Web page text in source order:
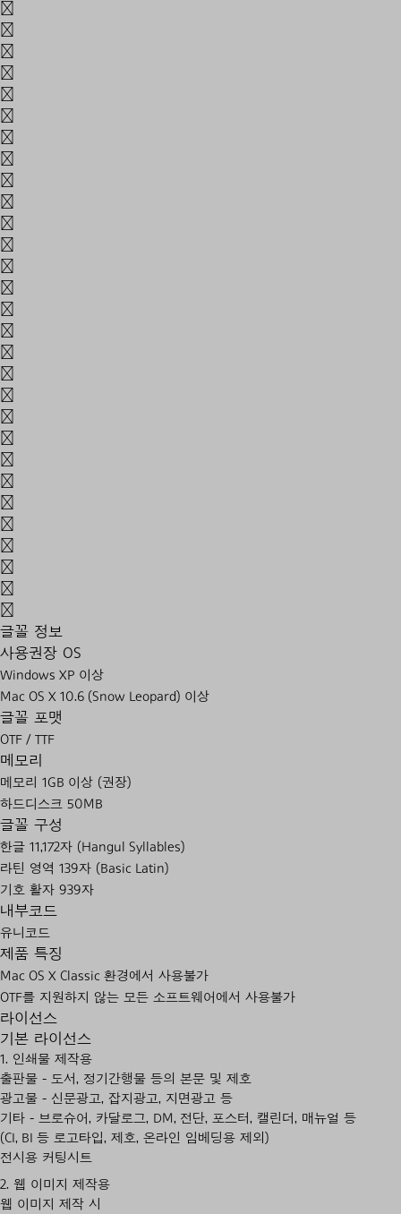
@
#
$
%
^
&
*
(
)
_
+
{
}
|
:
"
<
>
?
₩
-
=
[
]
\
;
'
.
/
글꼴 정보
사용권장 OS
Windows XP 이상
Mac OS X 10.6 (Snow Leopard) 이상
글꼴 포맷
OTF / TTF
메모리
메모리 1GB 이상 (권장)
하드디스크 50MB
글꼴 구성
한글 11,172자 (Hangul Syllables)
라틴 영역 139자 (Basic Latin)
기호 활자 939자
내부코드
유니코드
제품 특징
Mac OS X Classic 환경에서 사용불가
OTF를 지원하지 않는 모든 소프트웨어에서 사용불가
라이선스
기본 라이선스
1. 인쇄물 제작용
출판물 - 도서, 정기간행물 등의 본문 및 제호
광고물 - 신문광고, 잡지광고, 지면광고 등
기타 - 브로슈어, 카달로그, DM, 전단, 포스터, 캘린더, 매뉴얼 등
(CI, BI 등 로고타입, 제호, 온라인 임베딩용 제외)
전시용 커팅시트
2. 웹 이미지 제작용
웹 이미지 제작 시